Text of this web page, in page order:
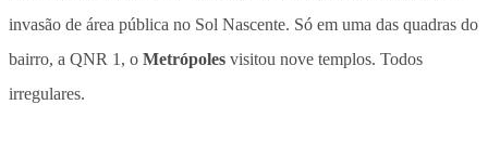
invasão de área pública no Sol Nascente. Só em uma das quadras do
bairro, a QNR 1, o Metrópoles visitou nove templos. Todos
irregulares.